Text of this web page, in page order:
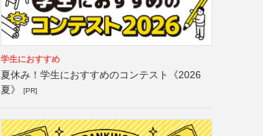
学生におすすめ
夏休み！学生におすすめのコンテスト《2026
夏》
[PR]